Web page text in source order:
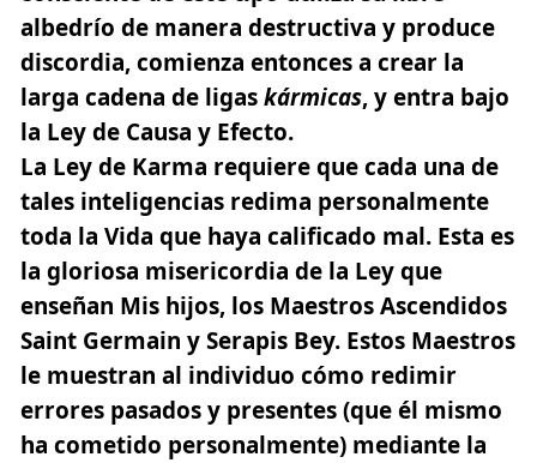
albedrío de manera destructiva y produce
discordia, comienza entonces a crear la
larga cadena de ligaskármicas, y entra bajo
la Ley de Causa y Efecto.
La Ley de Karma requiere que cada una de
tales inteligencias redima personalmente
toda la Vida que haya calificado mal. Esta es
la gloriosa misericordia de la Ley que
enseñan Mis hijos, los Maestros Ascendidos
Saint Germain y Serapis Bey. Estos Maestros
le muestran al individuo cómo redimir
errores pasados y presentes(que él mismo
ha cometido personalmente) mediante la